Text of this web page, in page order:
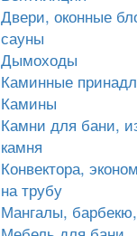
Двери, оконные
сауны
Дымоходы
Каминные
Камины
Камни для бани,
камня
Конвектора,
на трубу
Мангалы,